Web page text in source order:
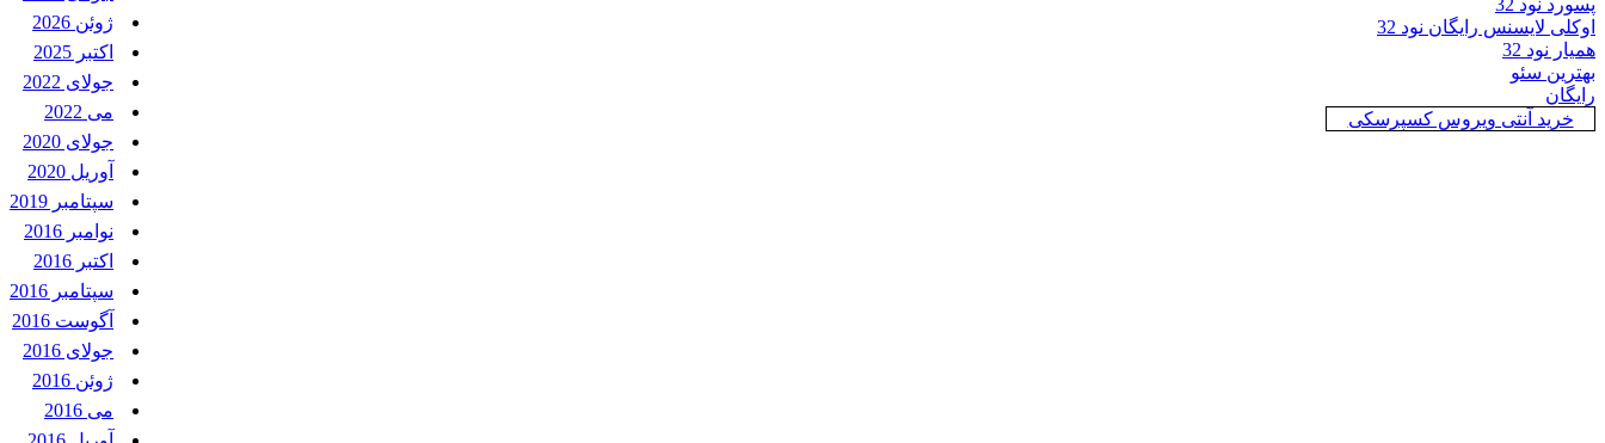
ژوئن 2026
اکتبر 2025
جولای 2022
می 2022
جولای 2020
آوریل 2020
سپتامبر 2019
نوامبر 2016
اکتبر 2016
سپتامبر 2016
آگوست 2016
جولای 2016
ژوئن 2016
می 2016
اوکلی لایسنس رایگان نود 32
همیار نود 32
بهترین سئو
رایگان
خرید آنتی ویروس کسپرسکی